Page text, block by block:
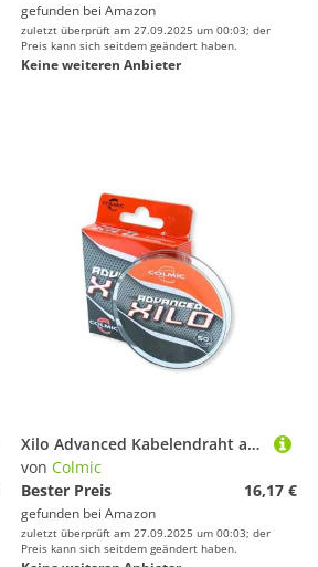
gefunden bei Amazon
zuletzt überprüft am 27.09.2025 um 00:03; der
Preis kann sich seitdem geändert haben.
Keine weiteren Anbieter
Xilo Advanced Kabelendraht aus Nylon, 50 m, mikrometrisch, ohne Speicher, hohe Präzision mit Laser, Bruchlast zertifiziert, speziell für technische Endgeräte – Made in Japan (50 m – Durchmesser 0,185)
von Colmic
Bester Preis
16,17 €
gefunden bei Amazon
zuletzt überprüft am 27.09.2025 um 00:03; der
Preis kann sich seitdem geändert haben.